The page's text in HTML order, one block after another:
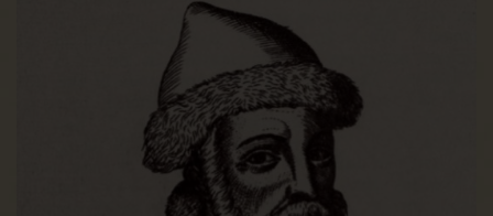
Dauer, für die die personenbezogenen Daten
gespeichert werden
Das Kriterium für die Dauer der Speicherung von
personenbezogenen Daten ist die jeweilige gesetzliche
Aufbewahrungsfrist. Nach Ablauf der Frist werden die
entsprechenden Daten routinemäßig gelöscht, sofern sie
nicht mehr zur Vertragserfüllung oder Vertragsanbahnung